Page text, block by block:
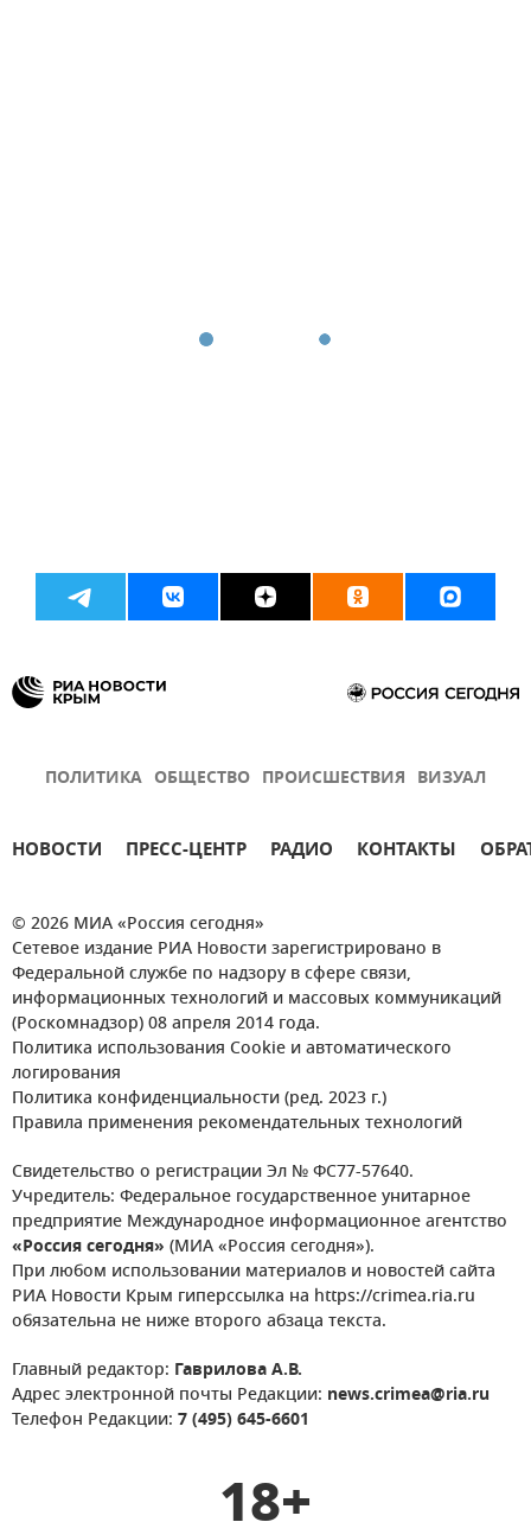
ПОЛИТИКА ОБЩЕСТВО ПРОИСШЕСТВИЯ ВИЗУАЛ
НОВОСТИ ПРЕСС-ЦЕНТР РАДИО КОНТАКТЫ
© 2026 МИА «Россия сегодня»
Сетевое издание РИА Новости зарегистрировано в
Федеральной службе по надзору в сфере связи,
информационных технологий и массовых коммуникаций
(Роскомнадзор) 08 апреля 2014 года.
Политика использования Cookie и автоматического
логирования
Политика конфиденциальности (ред. 2023 г.)
Правила применения рекомендательных технологий
Свидетельство о регистрации Эл № ФС77-57640.
Учредитель: Федеральное государственное унитарное
предприятие Международное информационное агентство
«Россия сегодня» (МИА «Россия сегодня»).
При любом использовании материалов и новостей сайта
РИА Новости Крым гиперссылка на https://crimea.ria.ru
обязательна не ниже второго абзаца текста.
Главный редактор: Гаврилова А.В.
Адрес электронной почты Редакции: news.crimea@ria.ru
Телефон Редакции: 7 (495) 645-6601